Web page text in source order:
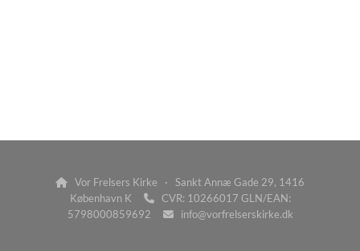

Vor Frelsers Kirke · Sankt Annæ Gade 29, 1416
København K
CVR: 10266017 GLN/EAN:
5798000859692
info@vorfrelserskirke.dk